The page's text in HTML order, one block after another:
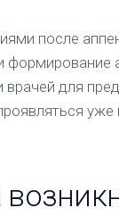
после
формирование
для
уже